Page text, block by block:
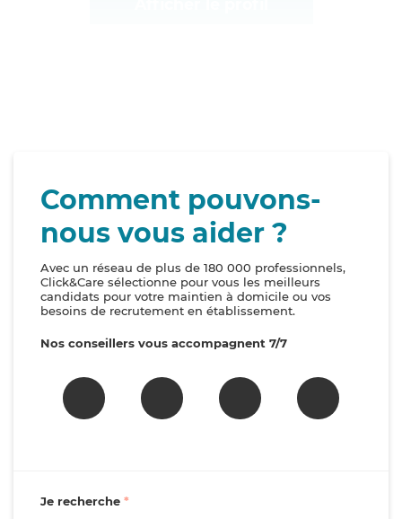
Comment pouvons-
nous vous aider ?
Avec un réseau de plus de 180 000 professionnels,
Click&Care sélectionne pour vous les meilleurs
candidats pour votre maintien à domicile ou vos
besoins de recrutement en établissement.
Nos conseillers vous accompagnent 7/7
Je recherche